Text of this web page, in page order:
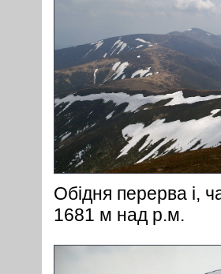
Обідня перерва і,
1681 м над р.м.